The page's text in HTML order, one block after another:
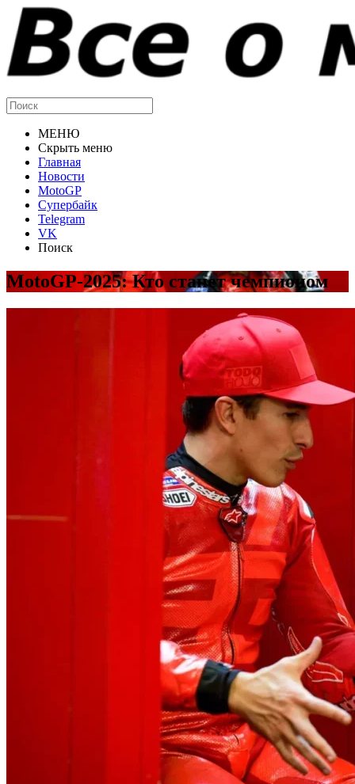
МЕНЮ
Скрыть меню
Главная
Новости
MotoGP
Супербайк
Telegram
VK
Поиск
MotoGP-2025: Кто станет чемпионом